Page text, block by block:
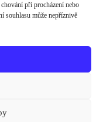
při procházení nebo
souhlasu může nepříznivě
přes Stripe.
je neukládáme.